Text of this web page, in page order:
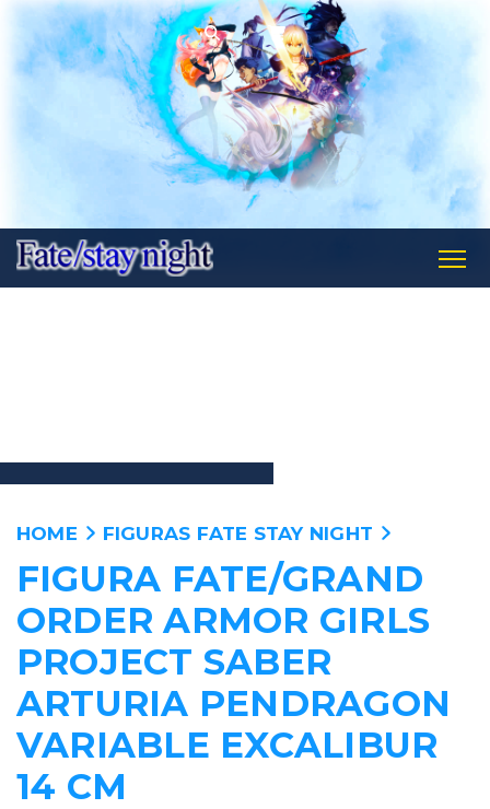
ANIME
PELICULAS
MANGA
VIDEOJUEGOS
HOME FIGURAS FATE STAY NIGHT
FIGURA FATE/GRAND
ORDER ARMOR GIRLS
PROJECT SABER
ARTURIA PENDRAGON
VARIABLE EXCALIBUR
14 CM